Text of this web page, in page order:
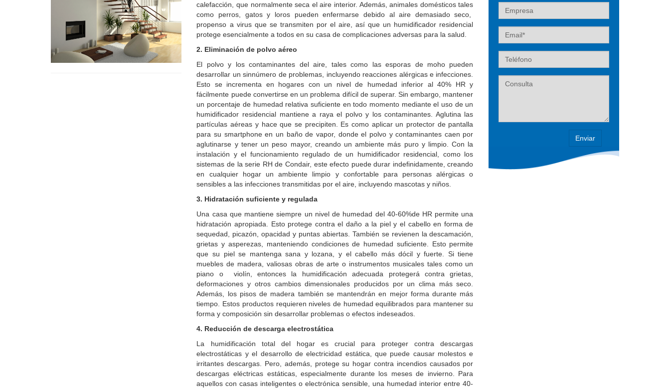
calefacción, que normalmente seca el aire interior. Además, animales domésticos tales
como perros, gatos y loros pueden enfermarse debido al aire demasiado seco,
propenso a virus que se transmiten por el aire, así que un humidificador residencial
protege esencialmente a todos en su casa de complicaciones adversas para la salud.
2. Eliminación de polvo aéreo
El polvo y los contaminantes del aire, tales como las esporas de moho pueden
desarrollar un sinnúmero de problemas, incluyendo reacciones alérgicas e infecciones.
Esto se incrementa en hogares con un nivel de humedad inferior al 40% HR y
fácilmente puede convertirse en un problema difícil de superar. Sin embargo, mantener
un porcentaje de humedad relativa suficiente en todo momento mediante el uso de un
humidificador residencial mantiene a raya el polvo y los contaminantes. Aglutina las
partículas aéreas y hace que se precipiten. Es como aplicar un protector de pantalla
para su smartphone en un baño de vapor, donde el polvo y contaminantes caen por
aglutinarse y tener un peso mayor, creando un ambiente más puro y limpio. Con la
instalación y el funcionamiento regulado de un humidificador residencial, como los
sistemas de la serie RH de Condair, este efecto puede durar indefinidamente, creando
en cualquier hogar un ambiente limpio y confortable para personas alérgicas o
sensibles a las infecciones transmitidas por el aire, incluyendo mascotas y niños.
3. Hidratación suficiente y regulada
Una casa que mantiene siempre un nivel de humedad del 40-60%de HR permite una
hidratación apropiada. Esto protege contra el daño a la piel y el cabello en forma de
sequedad, picazón, opacidad y puntas abiertas. También se revienen la descamación,
grietas y asperezas, manteniendo condiciones de humedad suficiente. Esto permite
que su piel se mantenga sana y lozana, y el cabello más dócil y fuerte. Si tiene
muebles de madera, valiosas obras de arte o instrumentos musicales tales como un
piano o violín, entonces la humidificación adecuada protegerá contra grietas,
deformaciones y otros cambios dimensionales producidos por un clima más seco.
Además, los pisos de madera también se mantendrán en mejor forma durante más
tiempo. Estos productos requieren niveles de humedad equilibrados para mantener su
forma y composición sin desarrollar problemas o efectos indeseados.
4. Reducción de descarga electrostática
La humidificación total del hogar es crucial para proteger contra descargas
electrostáticas y el desarrollo de electricidad estática, que puede causar molestos e
irritantes descargas. Pero, además, protege su hogar contra incendios causados por
descargas eléctricas estáticas, especialmente durante los meses de invierno. Para
aquellos con casas inteligentes o electrónica sensible, una humedad interior entre 40-
Empresa
Email
Teléfono
Label